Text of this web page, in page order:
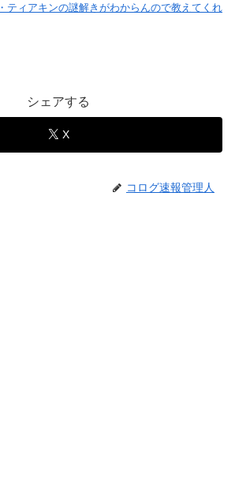
・ティアキンの謎解きがわからんので教えてくれ
シェアする
X
コログ速報管理人